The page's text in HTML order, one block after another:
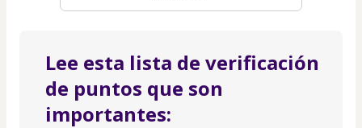
Lee esta lista de verificación
de puntos que son
importantes: